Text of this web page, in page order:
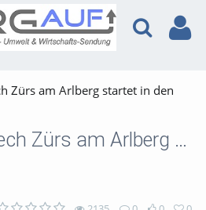
Zürs am Arlberg startet in den
Das Skigebiet Lech Zürs am Arlberg startet in den Skiwinter